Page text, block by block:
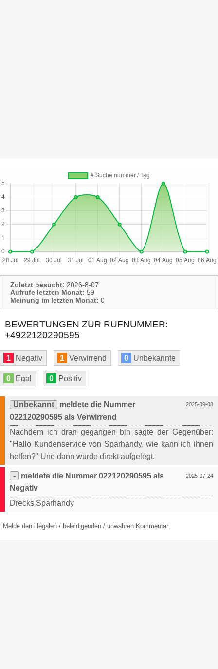
Zuletzt besucht: 2026-8-07
Aufrufe letzten Monat: 59
Meinung im letzten Monat: 0
BEWERTUNGEN ZUR RUFNUMMER:
+4922120290595
1 Negativ 1 Verwirrend 0 Unbekannte
0 Egal 0 Positiv
2025-09-08
Unbekannt
meldete die Nummer
022120290595 als Verwirrend
Nachdem ich dran gegangen bin sagte der Gegenüber:
"Hallo Kundenservice von Sparhandy, wie kann ich ihnen
helfen?" Und dann wurde direkt aufgelegt.
2025-07-24
-
meldete die Nummer 022120290595 als
Negativ
Drecks Sparhandy
Melde den illegalen / beleidigenden / unwahren Kommentar